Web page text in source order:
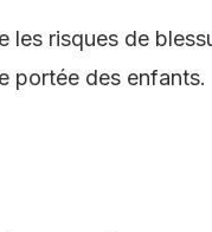
les risques de
portée des enfants.